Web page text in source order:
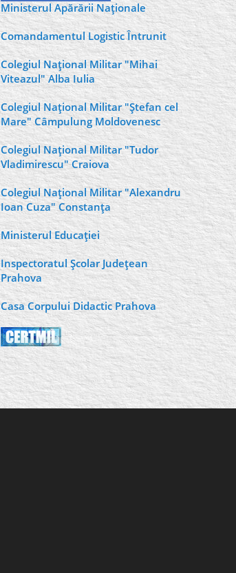
Ministerul Apărării Naţionale
Comandamentul Logistic Întrunit
Colegiul Naţional Militar "Mihai
Viteazul" Alba Iulia
Colegiul Naţional Militar "Ştefan cel
Mare" Câmpulung Moldovenesc
Colegiul Naţional Militar "Tudor
Vladimirescu" Craiova
Colegiul Naţional Militar "Alexandru
Ioan Cuza" Constanţa
Ministerul Educaţiei
Inspectoratul Şcolar Judeţean
Prahova
Casa Corpului Didactic Prahova